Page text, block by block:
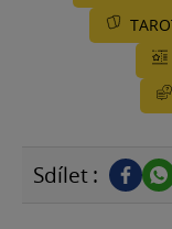
Sdílet :